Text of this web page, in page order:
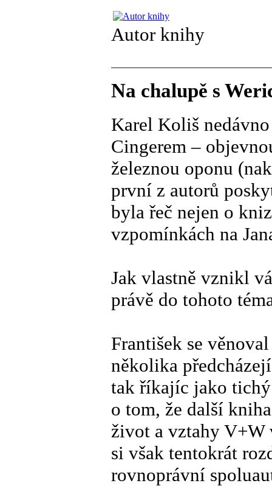
Autor knihy
Na chalupě s
Karel Koliš
Cingerem –
železnou oponu
první z autorů
byla řeč nejen o
vzpomínkách na
Jak vlastně vznikl
právě do tohoto
František se
několika
tak říkajíc jako
o tom, že další
život a vztahy V+W
si však tentokrát
rovnoprávní